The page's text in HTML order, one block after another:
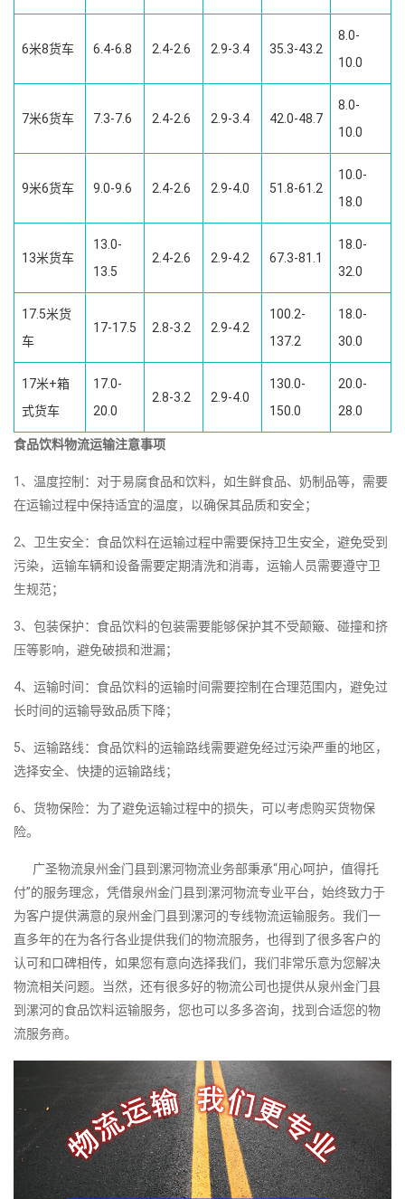
6米8货车 6.4-6.8 2.4-2.6 2.9-3.4 35.3-43.2
8.0-
10.0
7米6货车 7.3-7.6 2.4-2.6 2.9-3.4 42.0-48.7
8.0-
10.0
9米6货车 9.0-9.6 2.4-2.6 2.9-4.0 51.8-61.2
10.0-
18.0
13米货车
13.0-
13.5
2.4-2.6 2.9-4.2 67.3-81.1
18.0-
32.0
17.5米货
车
17-17.5 2.8-3.2 2.9-4.2
100.2-
137.2
18.0-
30.0
17米+箱
式货车
17.0-
20.0
2.8-3.2 2.9-4.0
130.0-
150.0
20.0-
28.0
食品饮料物流运输注意事项
1、温度控制：对于易腐食品和饮料，如生鲜食品、奶制品等，需要
在运输过程中保持适宜的温度，以确保其品质和安全；
2、卫生安全：食品饮料在运输过程中需要保持卫生安全，避免受到
污染，运输车辆和设备需要定期清洗和消毒，运输人员需要遵守卫
生规范；
3、包装保护：食品饮料的包装需要能够保护其不受颠簸、碰撞和挤
压等影响，避免破损和泄漏；
4、运输时间：食品饮料的运输时间需要控制在合理范围内，避免过
长时间的运输导致品质下降；
5、运输路线：食品饮料的运输路线需要避免经过污染严重的地区，
选择安全、快捷的运输路线；
6、货物保险：为了避免运输过程中的损失，可以考虑购买货物保
险。
广圣物流泉州金门县到漯河物流业务部秉承“用心呵护，值得托
付”的服务理念，凭借泉州金门县到漯河物流专业平台，始终致力于
为客户提供满意的泉州金门县到漯河的专线物流运输服务。我们一
直多年的在为各行各业提供我们的物流服务，也得到了很多客户的
认可和口碑相传，如果您有意向选择我们，我们非常乐意为您解决
物流相关问题。当然，还有很多好的物流公司也提供从泉州金门县
到漯河的食品饮料运输服务，您也可以多多咨询，找到合适您的物
流服务商。